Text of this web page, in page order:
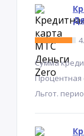
Сумма
Процентная
Льгот.